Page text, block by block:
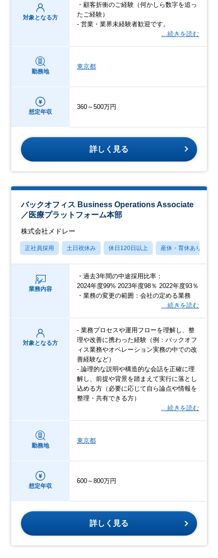
対象となる方
・顧客折衝のご経験（何かしら数字を追っ
たご経験）
- 営業・業界未経験者歓迎です。
…続きを読む
勤務地
東京都
想定年収
360～500万円
詳しく見る
バックオフィス Business Operations Associate
／医療プラットフォーム本部
株式会社メドレー
正社員採用 土日祝休み 休日120日以上 産休・育休あり
業務内容
・過去3年間の中途採用比率：
2024年度99% 2023年度98％ 2022年度93％
・業務の変更の範囲：会社の定める業務
…続きを読む
対象となる方
- 業務プロセスや運用フローを理解し、整
理や改善に携わった経験（例：バックオフ
ィス業務やオペレーション実務の中での改
善経験など）
- 論理的な説明や構造的な会話を正確に理
解し、前提や背景を踏まえて実行に落とし
込める方（必要に応じて自ら論点や情報を
整理・共有できる方）
…続きを読む
勤務地
東京都
想定年収
600～800万円
詳しく見る